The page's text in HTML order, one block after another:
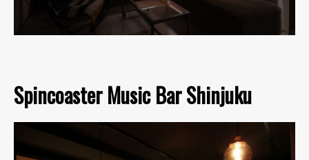
Spincoaster Music Bar Shinjuku